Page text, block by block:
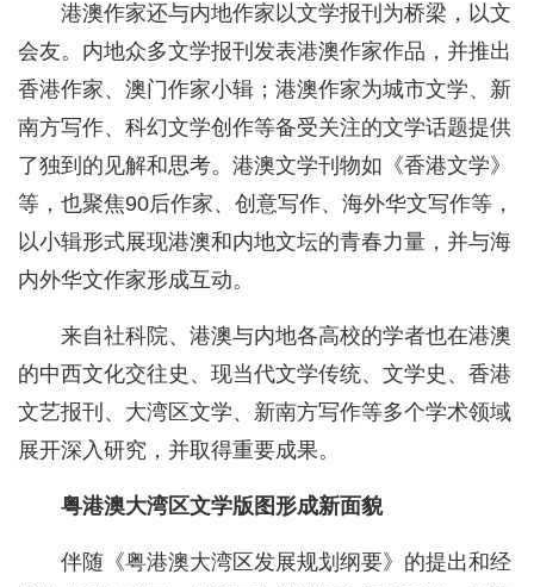
港澳作家还与内地作家以文学报刊为桥梁，以文
会友。内地众多文学报刊发表港澳作家作品，并推出
香港作家、澳门作家小辑；港澳作家为城市文学、新
南方写作、科幻文学创作等备受关注的文学话题提供
了独到的见解和思考。港澳文学刊物如《香港文学》
等，也聚焦90后作家、创意写作、海外华文写作等，
以小辑形式展现港澳和内地文坛的青春力量，并与海
内外华文作家形成互动。
来自社科院、港澳与内地各高校的学者也在港澳
的中西文化交往史、现当代文学传统、文学史、香港
文艺报刊、大湾区文学、新南方写作等多个学术领域
展开深入研究，并取得重要成果。
粤港澳大湾区文学版图形成新面貌
伴随《粤港澳大湾区发展规划纲要》的提出和经